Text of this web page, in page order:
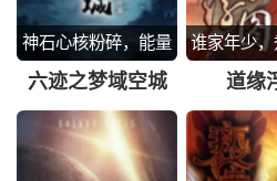
神石心核粉碎，能量
风暴席卷
六迹之梦域空城
谁家年少
道缘